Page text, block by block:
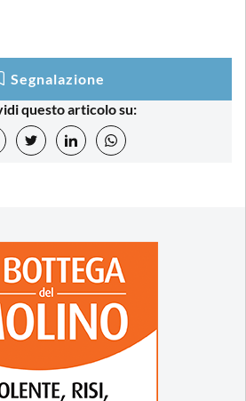
Segnalazione
questo articolo su: